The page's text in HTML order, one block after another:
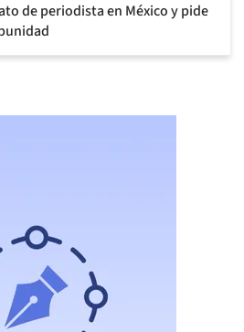
de periodista en México y pide